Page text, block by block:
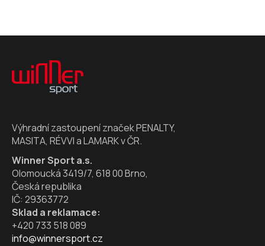
Z
Výhradní zastoupení značek PENALTY,
MASITA, RÉVVI a LAMARK v ČR.
Winner Sport a.s.
Olomoucká 3419/7, 618 00 Brno,
Česká republika
IČ: 29363772
Sklad a reklamace:
+420 733 518 089
info@winnersport.cz